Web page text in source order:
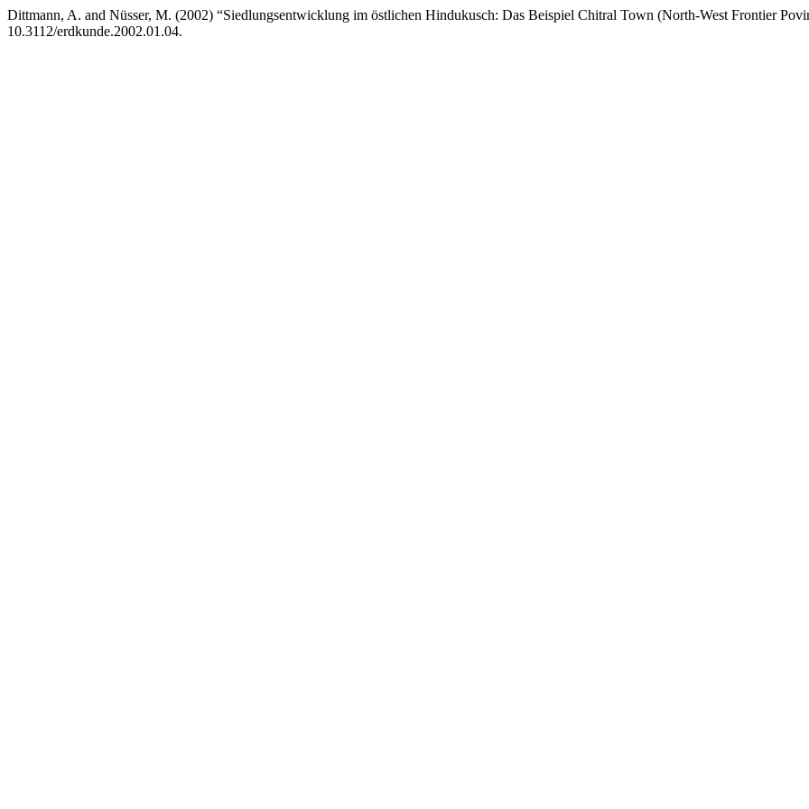
Dittmann, A. and Nüsser, M. (2002) “Siedlungsentwicklung im östlichen Hindukusch: Das Beispiel Chitral Town (North-West Frontier
10.3112/erdkunde.2002.01.04.